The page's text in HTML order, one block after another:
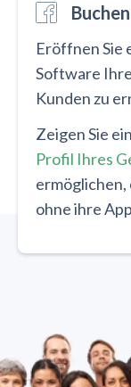
Eröffnen Sie
Software
Kunden zu
Zeigen Sie
Profil Ihres
ermöglichen,
ohne ihre